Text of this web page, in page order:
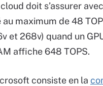
doit s’assurer
maximum de 48
et 268v) quand un
affiche 648 TOPS.
consiste en la